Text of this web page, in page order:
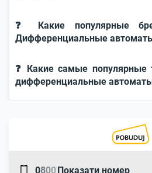
❓ Какие популярные
Дифференциальные
❓ Какие самые популярные
дифференциальные
0800Показати номер